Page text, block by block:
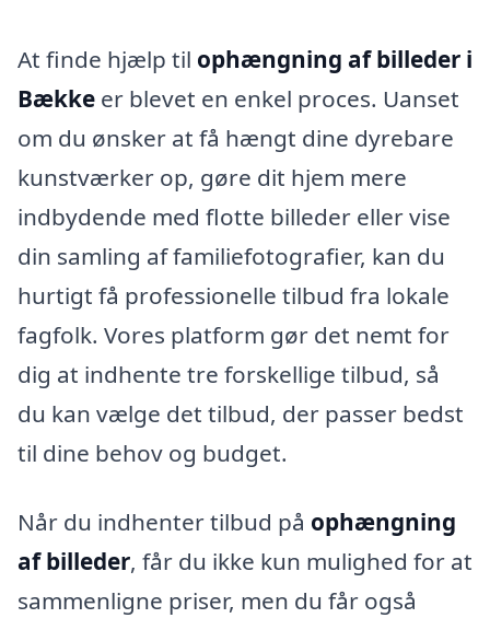
At finde hjælp til ophængning af billeder i
Bække er blevet en enkel proces. Uanset
om du ønsker at få hængt dine dyrebare
kunstværker op, gøre dit hjem mere
indbydende med flotte billeder eller vise
din samling af familiefotografier, kan du
hurtigt få professionelle tilbud fra lokale
fagfolk. Vores platform gør det nemt for
dig at indhente tre forskellige tilbud, så
du kan vælge det tilbud, der passer bedst
til dine behov og budget.
Når du indhenter tilbud på ophængning
af billeder, får du ikke kun mulighed for at
sammenligne priser, men du får også